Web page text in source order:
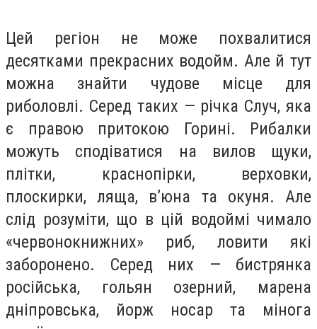
Цей регіон не може похвалитися
десятками прекрасних водойм. Але й тут
можна знайти чудове місце для
риболовлі. Серед таких — річка Случ, яка
є правою притокою Горині. Рибалки
можуть сподіватися на вилов щуки,
плітки, краснопірки, верховки,
плоскирки, ляща, в’юна та окуня. Але
слід розуміти, що в цій водоймі чимало
«червонокнижних» риб, ловити які
заборонено. Серед них — бистрянка
російська, гольян озерний, марена
дніпровська, йорж носар та мінога